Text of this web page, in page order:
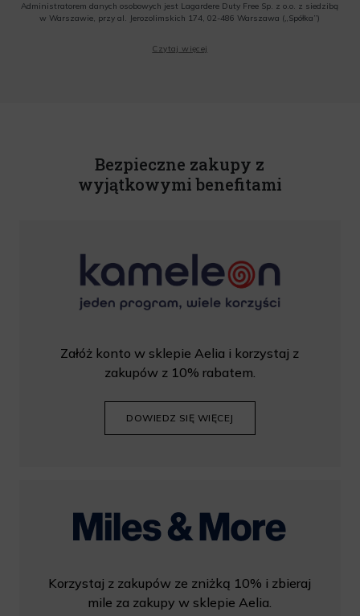
Administratorem danych osobowych jest Lagardere Duty Free Sp. z o.o. z siedzibą
w Warszawie, przy al. Jerozolimskich 174, 02-486 Warszawa („Spółka”)
o.o. informacji handlowych, w tym newslettera, informacji o promocjach i
Czytaj więcej
Bezpieczne zakupy z
wyjątkowymi benefitami
Załóż konto w sklepie Aelia i korzystaj z
zakupów z 10% rabatem.
DOWIEDZ SIĘ WIĘCEJ
Korzystaj z zakupów ze zniżką 10% i zbieraj
mile za zakupy w sklepie Aelia.